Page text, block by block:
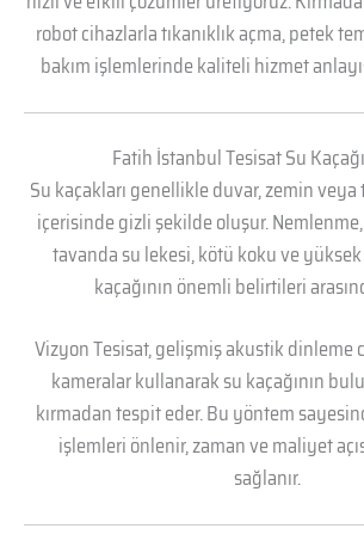
robot cihazlarla tıkanıklık açma, petek
bakım işlemlerinde kaliteli hizmet
Fatih İstanbul Tesisat Su
Su kaçakları genellikle duvar, zemin veya
içerisinde gizli şekilde oluşur.
tavanda su lekesi, kötü koku ve
kaçağının önemli belirtileri
Vizyon Tesisat, gelişmiş akustik dinleme
kameralar kullanarak su kaçağının
kırmadan tespit eder. Bu yöntem
işlemleri önlenir, zaman ve maliyet
sağlanır.